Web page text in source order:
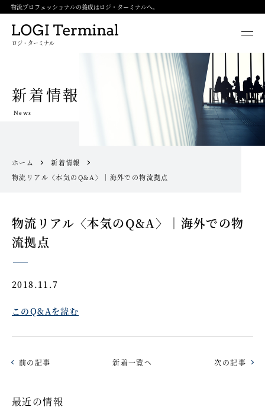
物流プロフェッショナルの養成はロジ・ターミナルへ。
ロジ・ターミナル
新着情報
News
ホーム
新着情報
物流リアル〈本気のQ&A〉｜海外での物流拠点
物流リアル〈本気のQ&A〉｜海外での物
流拠点
2018.11.7
このQ&Aを読む
前の記事 新着一覧へ 次の記事
最近の情報